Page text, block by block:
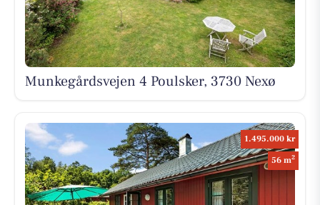
Munkegårdsvejen 4 Poulsker, 3730 Nexø
1.495.000 kr
56 m2